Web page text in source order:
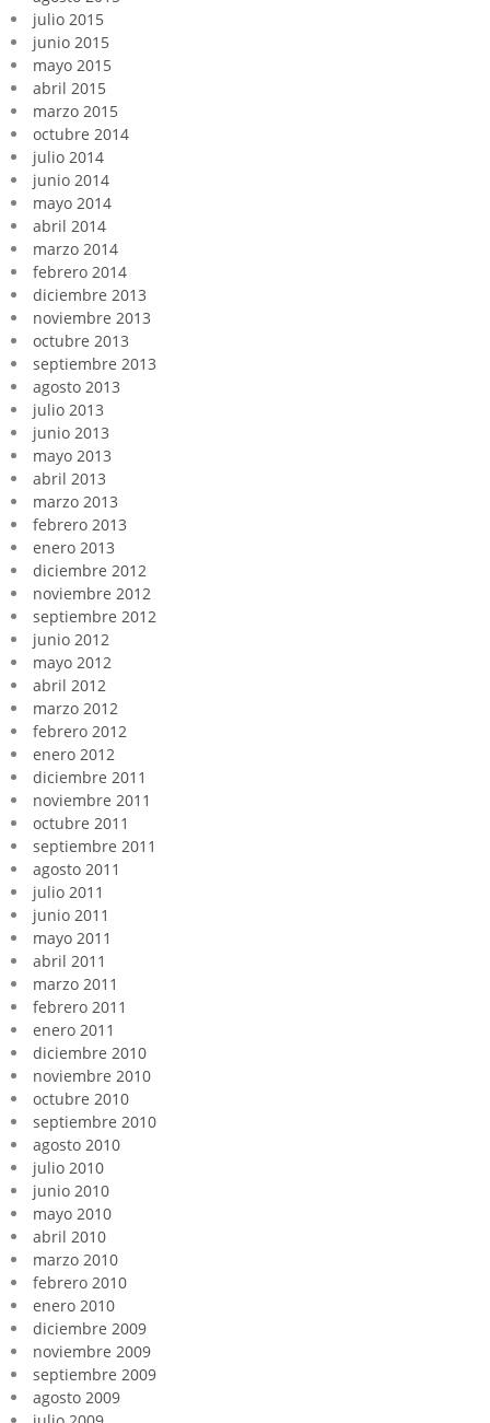
julio 2015
junio 2015
mayo 2015
abril 2015
marzo 2015
octubre 2014
julio 2014
junio 2014
mayo 2014
abril 2014
marzo 2014
febrero 2014
diciembre 2013
noviembre 2013
octubre 2013
septiembre 2013
agosto 2013
julio 2013
junio 2013
mayo 2013
abril 2013
marzo 2013
febrero 2013
enero 2013
diciembre 2012
noviembre 2012
septiembre 2012
junio 2012
mayo 2012
abril 2012
marzo 2012
febrero 2012
enero 2012
diciembre 2011
noviembre 2011
octubre 2011
septiembre 2011
agosto 2011
julio 2011
junio 2011
mayo 2011
abril 2011
marzo 2011
febrero 2011
enero 2011
diciembre 2010
noviembre 2010
octubre 2010
septiembre 2010
agosto 2010
julio 2010
junio 2010
mayo 2010
abril 2010
marzo 2010
febrero 2010
enero 2010
diciembre 2009
noviembre 2009
septiembre 2009
agosto 2009